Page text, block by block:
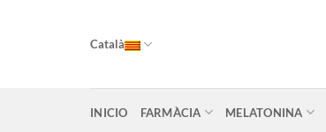
Català
INICIO FARMÀCIA MELATONINA